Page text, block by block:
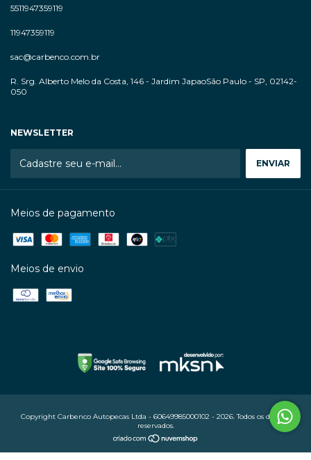
5511947359119
11947359119
sac@carbenco.com.br
R. Srg. Alberto Melo da Costa, 146 - Jardim JapaoSão Paulo - SP, 02142-
050
NEWSLETTER
Meios de pagamento
Meios de envio
Copyright Carbenco Autopecas Ltda - 60649985000102 - 2026. Todos os direitos
reservados.